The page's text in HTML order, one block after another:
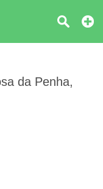
da Penha,